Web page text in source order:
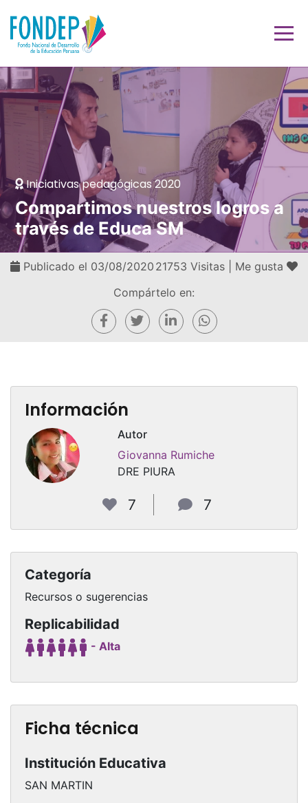
Iniciativas pedagógicas 2020
Compartimos nuestros logros a
través de Educa SM
Publicado el 03/08/2020 21753 Visitas | Me gusta
Compártelo en:
Información
Autor
Giovanna Rumiche
DRE PIURA
7 7
Categoría
Recursos o sugerencias
Replicabilidad
- Alta
Ficha técnica
Institución Educativa
SAN MARTIN